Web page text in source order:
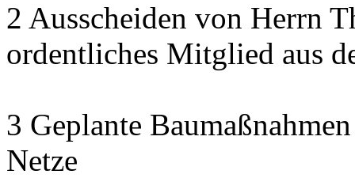
2 Ausscheiden von Herrn
ordentliches Mitglied aus
3 Geplante
Netze